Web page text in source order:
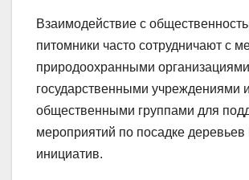
Взаимодействие с
питомники часто сотрудничают с
природоохранными
государственными учреждениями и
общественными группами для
мероприятий по посадке деревьев
инициатив.